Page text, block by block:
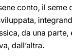
conto, il seme
da una parte,
dall’altra.